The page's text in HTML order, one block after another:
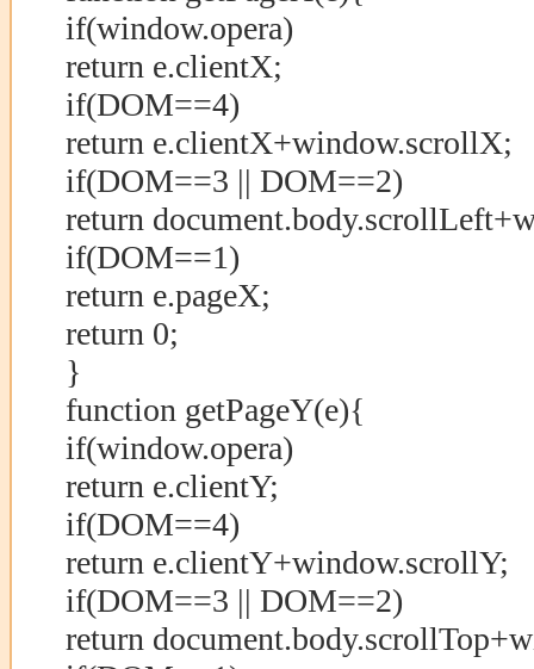
if(window.opera)
return e.clientX;
if(DOM==4)
return e.clientX+window.scrollX;
if(DOM==3 || DOM==2)
return
if(DOM==1)
return e.pageX;
return 0;
}
function getPageY(e){
if(window.opera)
return e.clientY;
if(DOM==4)
return e.clientY+window.scrollY;
if(DOM==3 || DOM==2)
return